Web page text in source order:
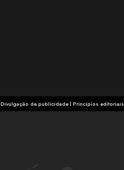
Divulgação de publicidade | Princípios editoriais